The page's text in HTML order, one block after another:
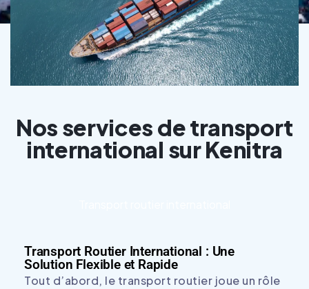
Nos services de transport
international sur Kenitra
Transport Routier International : Une
Solution Flexible et Rapide
Tout d’abord, le transport routier joue un rôle